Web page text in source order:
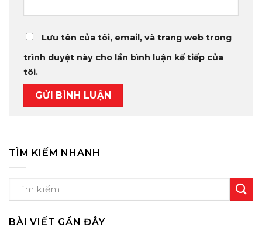
Lưu tên của tôi, email, và trang web trong
trình duyệt này cho lần bình luận kế tiếp của
tôi.
TÌM KIẾM NHANH
BÀI VIẾT GẦN ĐÂY